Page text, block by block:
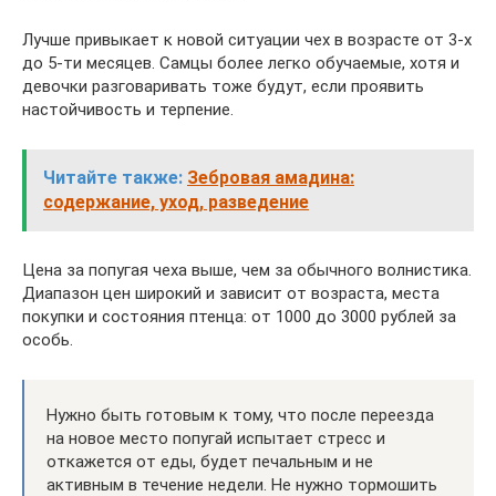
Лучше привыкает к новой ситуации чех в возрасте от 3-х
до 5-ти месяцев. Самцы более легко обучаемые, хотя и
девочки разговаривать тоже будут, если проявить
настойчивость и терпение.
Читайте также: Зебровая амадина:
содержание, уход, разведение
Цена за попугая чеха выше, чем за обычного волнистика.
Диапазон цен широкий и зависит от возраста, места
покупки и состояния птенца: от 1000 до 3000 рублей за
особь.
Нужно быть готовым к тому, что после переезда
на новое место попугай испытает стресс и
откажется от еды, будет печальным и не
активным в течение недели. Не нужно тормошить